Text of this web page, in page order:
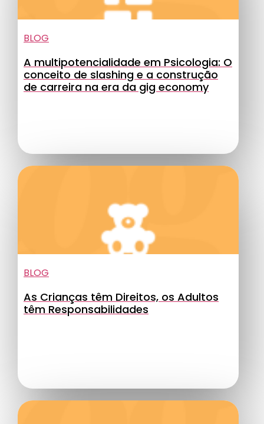
BLOG
A multipotencialidade em Psicologia: O
conceito de slashing e a construção
de carreira na era da gig economy
BLOG
As Crianças têm Direitos, os Adultos
têm Responsabilidades